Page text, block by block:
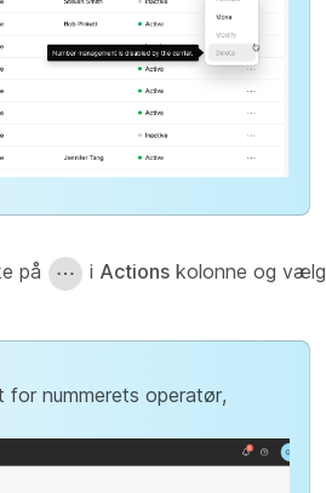
på i Actions kolonne og vælg
for nummerets operatør,